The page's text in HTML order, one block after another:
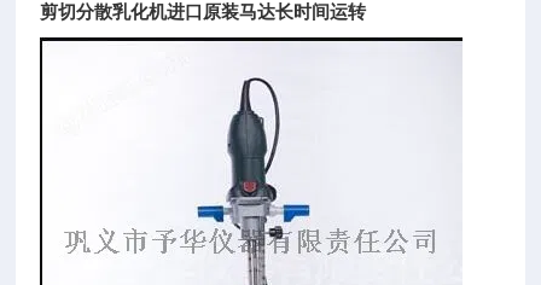
剪切分散乳化机进口原装马达长时间运转